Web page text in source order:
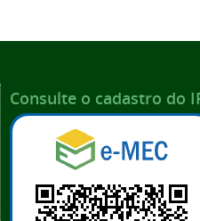
Consulte o cadastro do